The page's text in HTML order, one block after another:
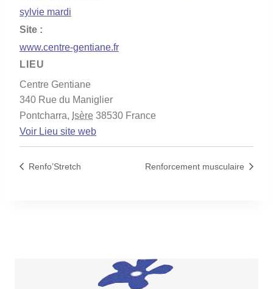
sylvie mardi
Site :
www.centre-gentiane.fr
LIEU
Centre Gentiane
340 Rue du Maniglier
Pontcharra, Isère 38530 France
Voir Lieu site web
Renfo’Stretch Renforcement musculaire